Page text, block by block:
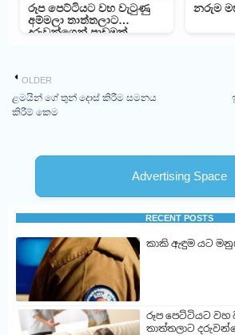
රූප පෙට්ටියට වහ වැටුණු
අම්මලා තාත්තලාට
දරුවන්ගෙන් පාඩමක්
නරුම
OLDER
ළමයින් ගේ තුන් දොස් කිරීම සමනය
කිරීම් කෙම
Advertising Space
RECENT POSTS
කාකි ඇඳුම යට
රූප පෙට්ටියට වහ
තාත්තලාට